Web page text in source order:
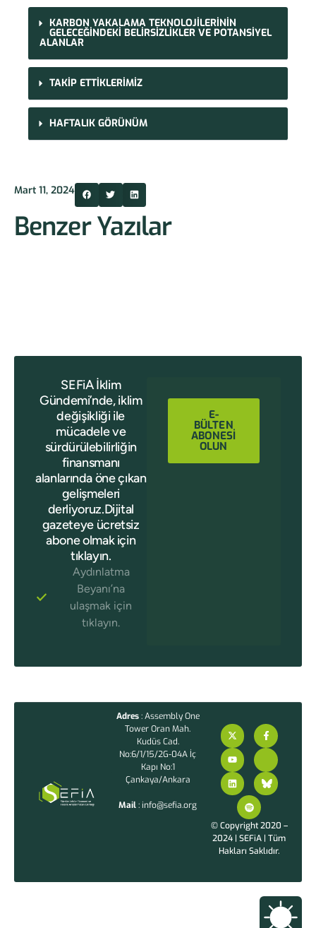
KARBON YAKALAMA TEKNOLOJİLERİNİN
GELECEĞİNDEKİ BELİRSİZLİKLER VE POTANSİYEL
ALANLAR
TAKİP ETTİKLERİMİZ
HAFTALIK GÖRÜNÜM
Mart 11, 2024
Benzer Yazılar
SEFiA İklim
Gündemi’nde, iklim
değişikliği ile
mücadele ve
sürdürülebilirliğin
finansmanı
alanlarında öne çıkan
gelişmeleri
derliyoruz.Dijital
gazeteye ücretsiz
abone olmak için
tıklayın.
Aydınlatma
Beyanı’na
ulaşmak için
tıklayın.
E-
BÜLTEN
ABONESİ
OLUN
Adres: Assembly One
Tower Oran Mah.
Kudüs Cad.
No:6/1/15/2G-04A İç
Kapı No:1
Çankaya/Ankara
Mail: info@sefia.org
© Copyright 2020 –
2024 | SEFiA | Tüm
Hakları Saklıdır.